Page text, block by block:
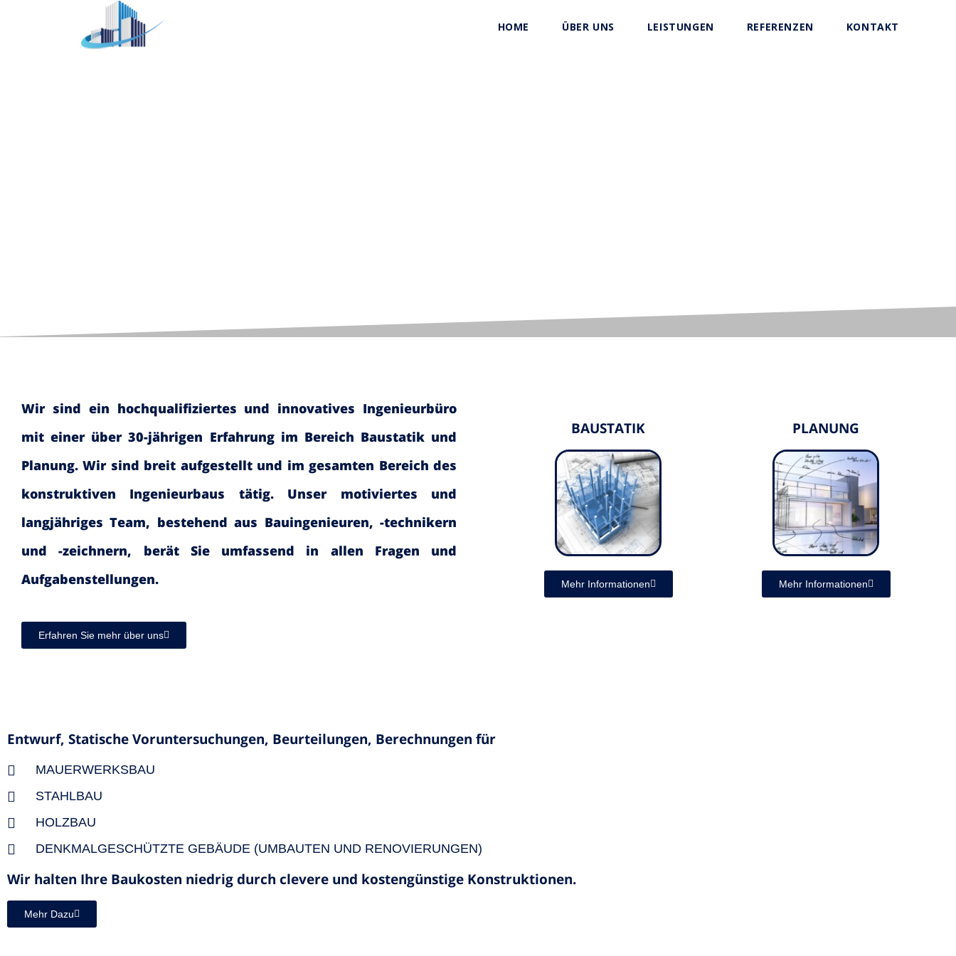
HOME ÜBER UNS LEISTUNGEN REFERENZEN KONTAKT
Wir sind ein hochqualifiziertes und innovatives Ingenieurbüro
mit einer über 30-jährigen Erfahrung im Bereich Baustatik und
Planung. Wir sind breit aufgestellt und im gesamten Bereich des
konstruktiven Ingenieurbaus tätig. Unser motiviertes und
langjähriges Team, bestehend aus Bauingenieuren, -technikern
und -zeichnern, berät Sie umfassend in allen Fragen und
Aufgabenstellungen.
Erfahren Sie mehr über uns
BAUSTATIK
Mehr Informationen
PLANUNG
Mehr Informationen
Entwurf, Statische Voruntersuchungen, Beurteilungen, Berechnungen für
MAUERWERKSBAU
STAHLBAU
HOLZBAU
DENKMALGESCHÜTZTE GEBÄUDE (UMBAUTEN UND RENOVIERUNGEN)
Wir halten Ihre Baukosten niedrig durch clevere und kostengünstige Konstruktionen.
Mehr Dazu